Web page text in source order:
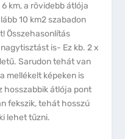
km, a rövidebb átlója
10 km2 szabadon
Összehasonlítás
is- Ez kb. 2 x
Sarudon tehát van
mellékelt képeken is
hosszabbik átlója pont
fekszik, tehát hosszú
lehet tűzni.